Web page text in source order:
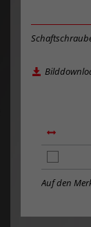
zum
Merkzettel
Auf den